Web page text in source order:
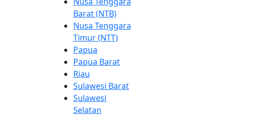
Barat (NTB)
Nusa Tenggara
Timur (NTT)
Papua
Papua Barat
Riau
Sulawesi Barat
Sulawesi
Selatan